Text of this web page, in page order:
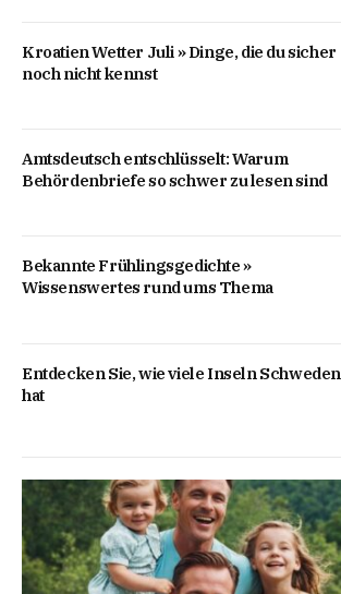
Kroatien Wetter Juli » Dinge, die du sicher
noch nicht kennst
Amtsdeutsch entschlüsselt: Warum
Behördenbriefe so schwer zu lesen sind
Bekannte Frühlingsgedichte »
Wissenswertes rund ums Thema
Entdecken Sie, wie viele Inseln Schweden
hat